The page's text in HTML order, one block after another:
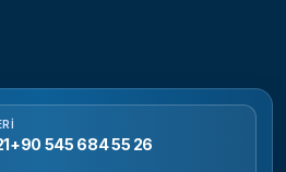
+90 545 684 55 26